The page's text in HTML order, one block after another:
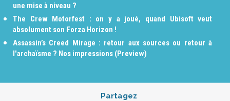
une mise à niveau ?
The Crew Motorfest : on y a joué, quand Ubisoft veut
absolument son Forza Horizon !
Assassin’s Creed Mirage : retour aux sources ou retour à
l'archaïsme ? Nos impressions (Preview)
Partagez